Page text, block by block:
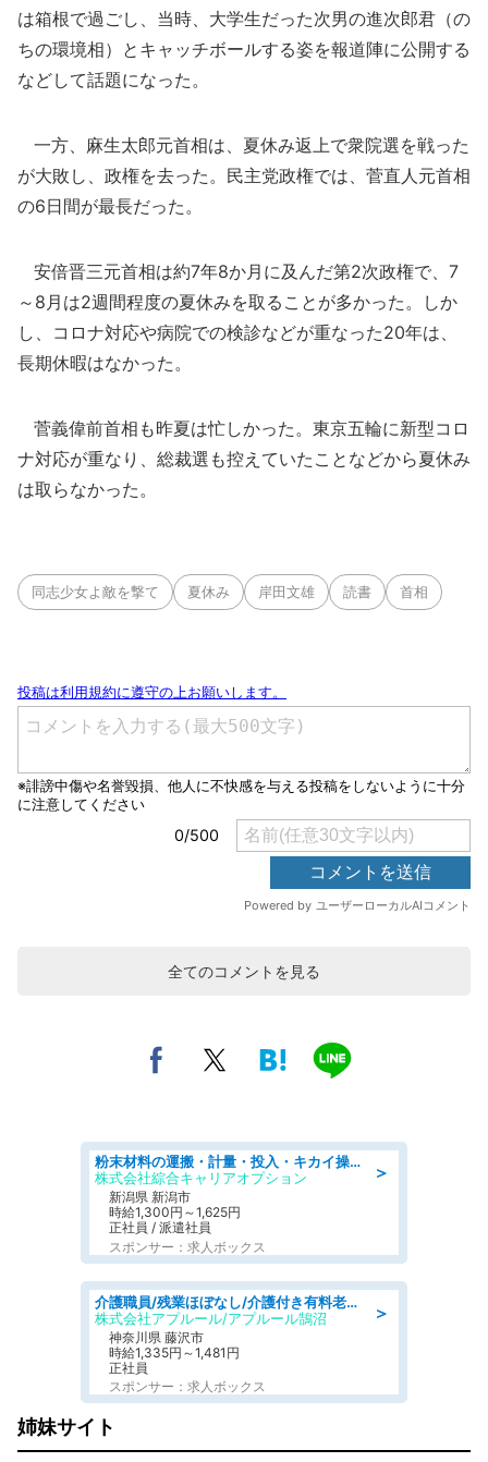
は箱根で過ごし、当時、大学生だった次男の進次郎君（の
ちの環境相）とキャッチボールする姿を報道陣に公開する
などして話題になった。
一方、麻生太郎元首相は、夏休み返上で衆院選を戦った
が大敗し、政権を去った。民主党政権では、菅直人元首相
の6日間が最長だった。
安倍晋三元首相は約7年8か月に及んだ第2次政権で、7
～8月は2週間程度の夏休みを取ることが多かった。しか
し、コロナ対応や病院での検診などが重なった20年は、
長期休暇はなかった。
菅義偉前首相も昨夏は忙しかった。東京五輪に新型コロ
ナ対応が重なり、総裁選も控えていたことなどから夏休み
は取らなかった。
同志少女よ敵を撃て 夏休み 岸田文雄 読書 首相
全てのコメントを見る
＞
粉末材料の運搬・計量・投入・キカイ操作/オンライン登録
株式会社綜合キャリアオプション
新潟県 新潟市
時給1,300円～1,625円
正社員 / 派遣社員
スポンサー：求人ボックス
＞
介護職員/残業ほぼなし/介護付き有料老人ホームの介護士/夜勤専従
株式会社アプルール/アプルール鵠沼
神奈川県 藤沢市
時給1,335円～1,481円
正社員
スポンサー：求人ボックス
姉妹サイト